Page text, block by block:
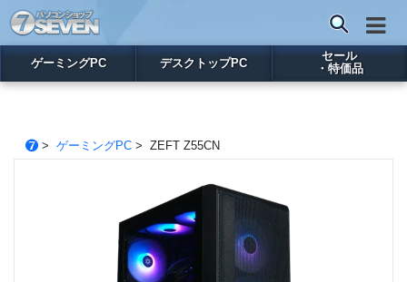
ゲーミングPC デスクトップPC
セール
・特価品
> ゲーミングPC> ZEFT Z55CN